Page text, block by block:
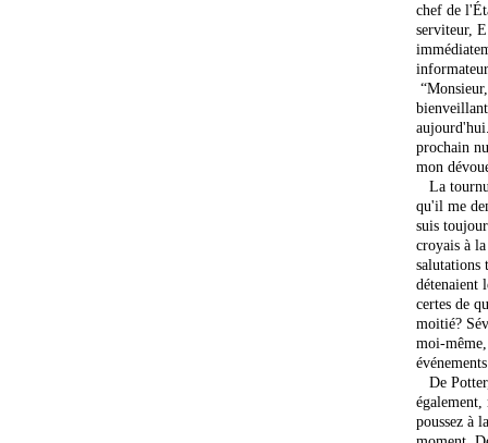
chef de
serviteur,
prochain
mon
La
qu'il me
suis
croyais à
salutations
détenaient
certes de
moitié?
moi-
De
poussez à